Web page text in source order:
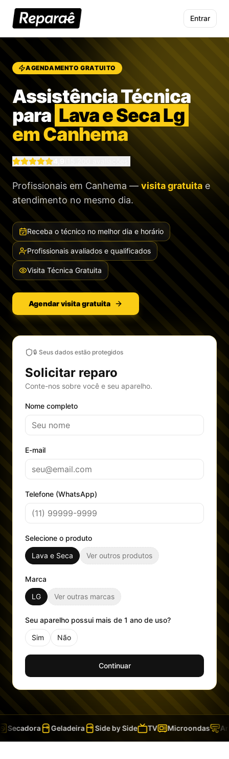
Entrar
AGENDAMENTO GRATUITO
Assistência Técnica
para Lava e Seca Lg
em Canhema
Profissionais em Canhema — visita gratuita e
atendimento no mesmo dia.
Receba o técnico no melhor dia e horário
Profissionais avaliados e qualificados
Visita Técnica Gratuita
Agendar visita gratuita
🔒 Seus dados estão protegidos
Solicitar reparo
Conte-nos sobre você e seu aparelho.
Nome completo
E-mail
Telefone (WhatsApp)
Selecione o produto
Lava e Seca
Ver outros produtos
Marca
LG
Ver outras marcas
Seu aparelho possui mais de 1 ano de uso?
Sim
Não
Continuar
Geladeira Side by Side TV Microondas Ar-